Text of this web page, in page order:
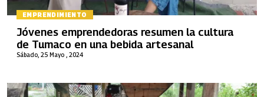
EMPRENDIMIENTO
Sábado, 25 Mayo , 2024
Jóvenes emprendedoras resumen la cultura
de Tumaco en una bebida artesanal